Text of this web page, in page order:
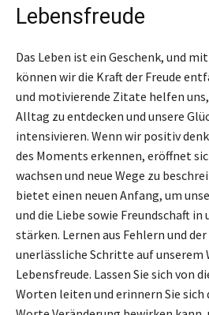
Lebensfreude
Das Leben ist ein Geschenk, und
können wir die Kraft der Freude
und motivierende Zitate helfen
Alltag zu entdecken und unsere
intensivieren. Wenn wir positiv
des Moments erkennen, eröffnet
wachsen und neue Wege zu
bietet einen neuen Anfang, um
und die Liebe sowie Freundschaft in
stärken. Lernen aus Fehlern und
unerlässliche Schritte auf unserem
Lebensfreude. Lassen Sie sich von
Worten leiten und erinnern Sie sich